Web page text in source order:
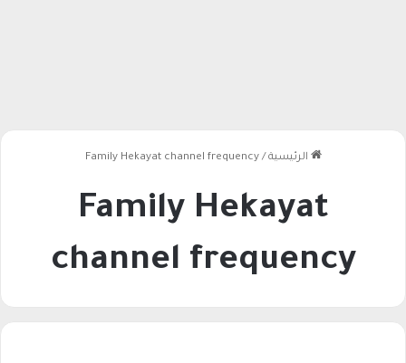
الرئيسية /
Family Hekayat channel frequency
Family Hekayat
channel frequency